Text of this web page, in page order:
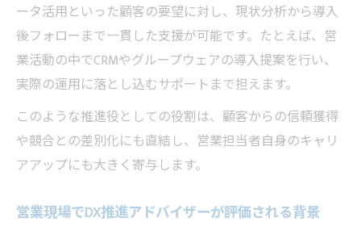
ータ活用といった顧客の要望に対し、現状分析から導入
後フォローまで一貫した支援が可能です。たとえば、営
業活動の中でCRMやグループウェアの導入提案を行い、
実際の運用に落とし込むサポートまで担えます。
このような推進役としての役割は、顧客からの信頼獲得
や競合との差別化にも直結し、営業担当者自身のキャリ
アアップにも大きく寄与します。
営業現場でDX推進アドバイザーが評価される背景